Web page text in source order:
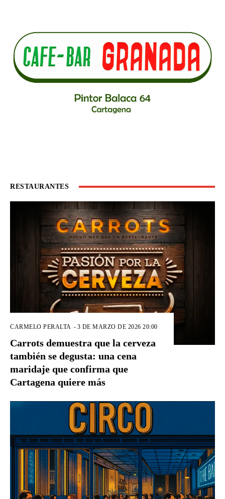
RESTAURANTES
CARMELO PERALTA - 3 DE MARZO DE 2026 20:00
Carrots demuestra que la cerveza
también se degusta: una cena
maridaje que confirma que
Cartagena quiere más